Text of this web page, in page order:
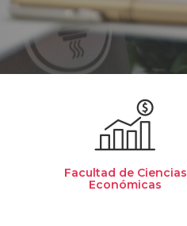
Facultad de Ciencias
Económicas